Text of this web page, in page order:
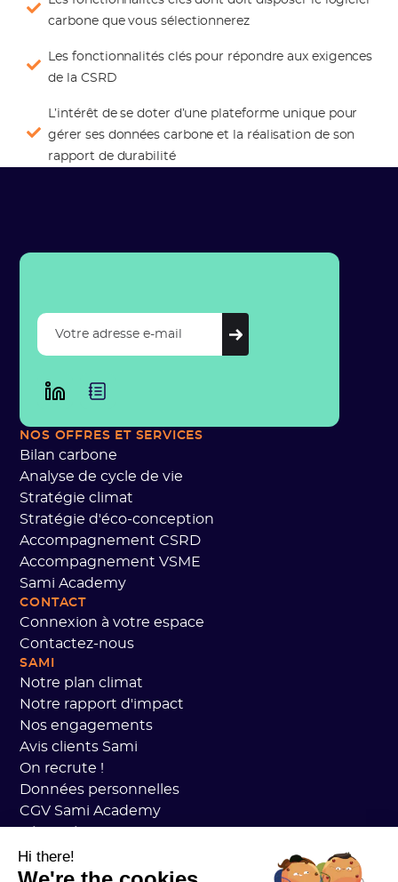
carbone que vous sélectionnerez
Les fonctionnalités clés pour répondre aux exigences
de la CSRD
L’intérêt de se doter d’une plateforme unique pour
gérer ses données carbone et la réalisation de son
rapport de durabilité
NOS OFFRES ET SERVICES
Bilan carbone
Analyse de cycle de vie
Stratégie climat
Stratégie d'éco-conception
Accompagnement CSRD
Accompagnement VSME
Sami Academy
CONTACT
Connexion à votre espace
Contactez-nous
SAMI
Notre plan climat
Notre rapport d'impact
Nos engagements
Avis clients Sami
On recrute !
Données personnelles
CGV Sami Academy
État des services
Mentions légales
Hi there!